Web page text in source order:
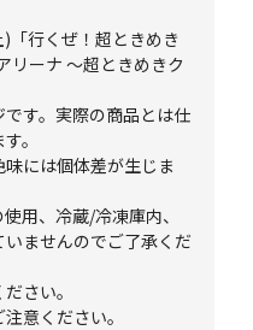
行くぜ！超ときめき
ーナ ～超ときめきク
す。実際の商品とは仕
。
には個体差が生じま
用、冷蔵/冷凍庫内、
ませんのでご了承くだ
さい。
意ください。